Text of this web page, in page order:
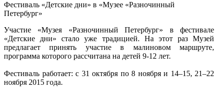
Фестиваль «Детские дни» в «Музее «Разночинный
Петербург»
Участие «Музея «Разночинный Петербург» в фестивале
«Детские дни» стало уже традицией. На этот раз Музей
предлагает принять участие в малиновом маршруте,
программа которого рассчитана на детей 9-12 лет.
Фестиваль работает: с 31 октября по 8 ноября и 14–15, 21–22
ноября 2015 года.